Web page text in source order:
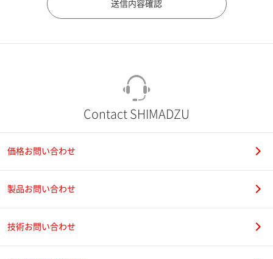
Contact SHIMADZU
価格お問い合わせ
製品お問い合わせ
技術お問い合わせ